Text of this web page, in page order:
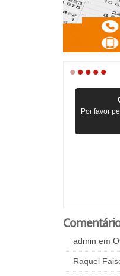
•••••
Por favor
admin em
Raquel